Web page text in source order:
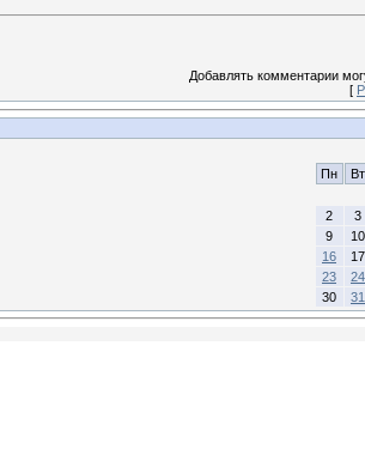
Добавлять комментарии
[
Пн Вт
2
3
9
10
16
17
23
24
30
31